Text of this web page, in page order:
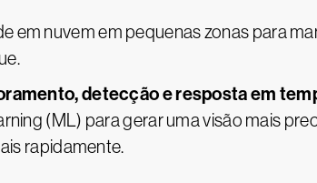
em nuvem em pequenas zonas para
detecção e resposta em
(ML) para gerar uma visão mais
rapidamente.